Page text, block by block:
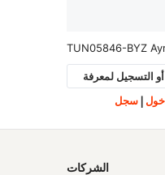
التسجيل لمعرفة
| سجل
الشركات